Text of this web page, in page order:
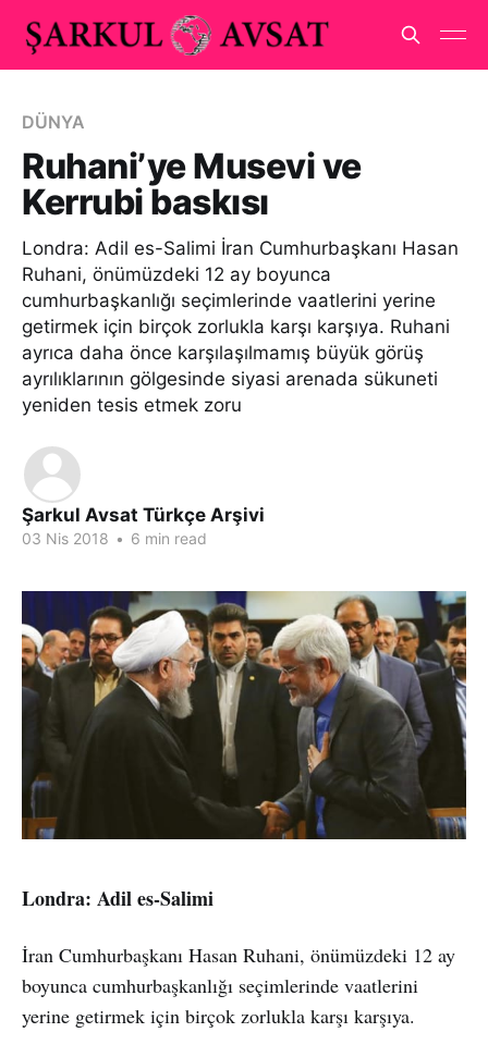
DÜNYA
Ruhani’ye Musevi ve
Kerrubi baskısı
Londra: Adil es-Salimi İran Cumhurbaşkanı Hasan
Ruhani, önümüzdeki 12 ay boyunca
cumhurbaşkanlığı seçimlerinde vaatlerini yerine
getirmek için birçok zorlukla karşı karşıya. Ruhani
ayrıca daha önce karşılaşılmamış büyük görüş
ayrılıklarının gölgesinde siyasi arenada sükuneti
yeniden tesis etmek zoru
Şarkul Avsat Türkçe Arşivi
03 Nis 2018 • 6 min read
Londra: Adil es-Salimi
İran Cumhurbaşkanı Hasan Ruhani, önümüzdeki 12 ay
boyunca cumhurbaşkanlığı seçimlerinde vaatlerini
yerine getirmek için birçok zorlukla karşı karşıya.